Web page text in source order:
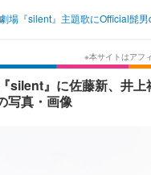
ング
TOP
TOP
ト
停止方法
場『silent』主題歌にOfficial髭男
silent』に佐藤新、井
写真・画像